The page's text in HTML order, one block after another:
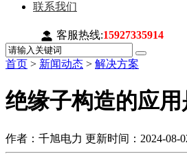
联系我们
客服热线:15927335914
首页 > 新闻动态 > 解决方案
绝缘子构造的应
作者：千旭电力 更新时间：2024-08-